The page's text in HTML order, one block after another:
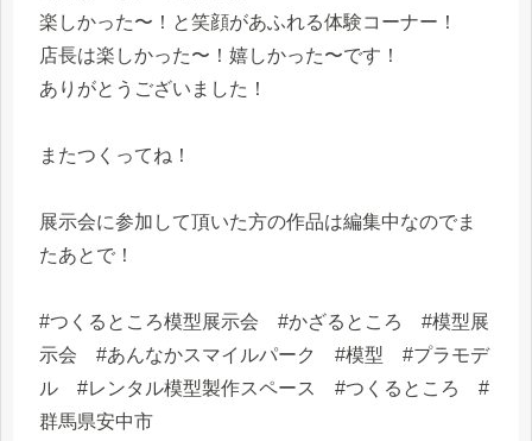
楽しかった〜！と笑顔があふれる体験コーナー！
店長は楽しかった〜！嬉しかった〜です！
ありがとうございました！
またつくってね！
展示会に参加して頂いた方の作品は編集中なのでま
たあとで！
#つくるところ模型展示会 #かざるところ #模型展
示会 #あんなかスマイルパーク #模型 #プラモデ
ル #レンタル模型製作スペース #つくるところ #
群馬県安中市